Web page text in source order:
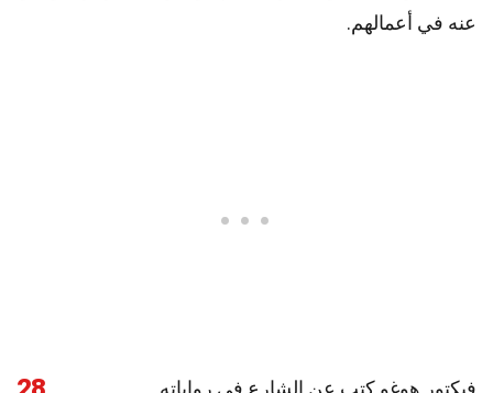
عنه في أعمالهم.
فيكتور هوغو كتب عن الشارع في رواياته.